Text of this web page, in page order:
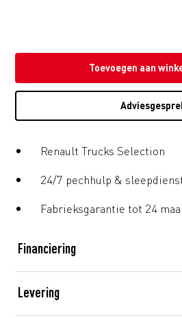
Toevoegen aan
Renault Trucks Selection
24/7 pechhulp &
Fabrieksgarantie tot 24
Financiering
Levering